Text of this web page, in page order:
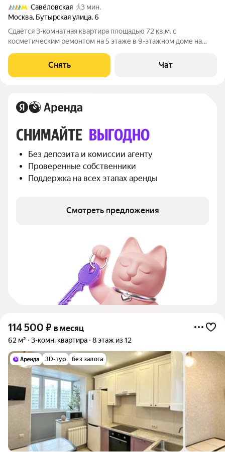
Савёловская
3 мин.
Москва, Бутырская улица,6
Сдаётся 3-комнатная квартира площадью 72 кв.м. с
косметическим ремонтом на 5 этаже в 9-этажном доме на
Стиральная машина Холодильник Посудомоечная машина
Снять Чат
СНИМАЙТЕ ВЫГОДНО
Без депозита и комиссии агенту
Проверенные собственники
Поддержка на всех этапах аренды
Смотреть предложения
114 500 ₽ в месяц
62 м² 3-комн. квартира 8 этаж из 12
3D-тур без залога